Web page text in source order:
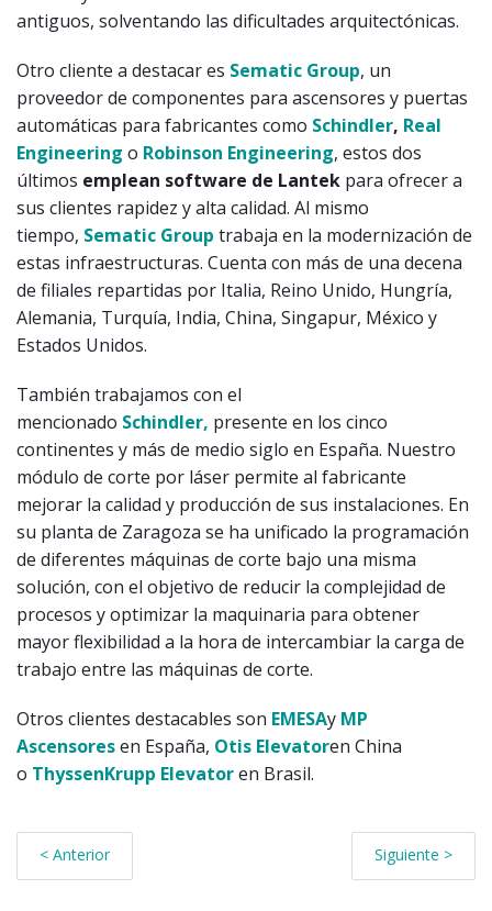
antiguos, solventando las dificultades arquitectónicas.
Otro cliente a destacar es Sematic Group, un
proveedor de componentes para ascensores y puertas
automáticas para fabricantes como Schindler, Real
Engineering o Robinson Engineering, estos dos
últimos emplean software de Lantek para ofrecer a
sus clientes rapidez y alta calidad. Al mismo
tiempo, Sematic Group trabaja en la modernización de
estas infraestructuras. Cuenta con más de una decena
de filiales repartidas por Italia, Reino Unido, Hungría,
Alemania, Turquía, India, China, Singapur, México y
Estados Unidos.
También trabajamos con el
mencionado Schindler, presente en los cinco
continentes y más de medio siglo en España. Nuestro
módulo de corte por láser permite al fabricante
mejorar la calidad y producción de sus instalaciones. En
su planta de Zaragoza se ha unificado la programación
de diferentes máquinas de corte bajo una misma
solución, con el objetivo de reducir la complejidad de
procesos y optimizar la maquinaria para obtener
mayor flexibilidad a la hora de intercambiar la carga de
trabajo entre las máquinas de corte.
Otros clientes destacables son EMESAy MP
Ascensoresen España, Otis Elevatoren China
o ThyssenKrupp Elevatoren Brasil.
< Anterior Siguiente >